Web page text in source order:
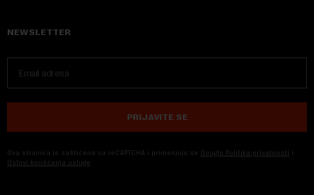
NEWSLETTER
PRIJAVITE SE
Ova stranica je zaštićena sa reCAPTCHA i primenjuju se Google Politika privatnosti i
Uslovi korišćenja usluge